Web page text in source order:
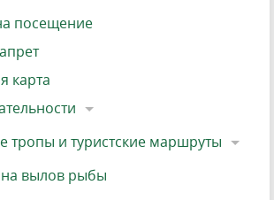
посещение
карта
тропы и туристские маршруты
вылов рыбы